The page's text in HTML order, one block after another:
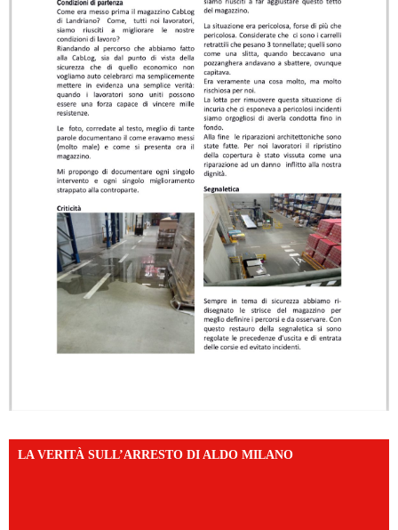
LA VERITÀ SULL’ARRESTO DI ALDO MILANO